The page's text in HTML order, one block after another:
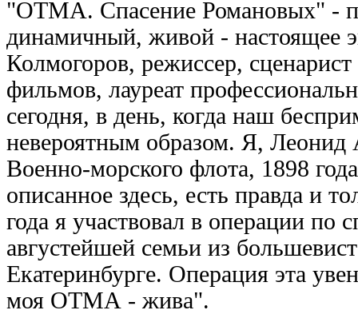
"ОТМА. Спасение Романовых" -
динамичный, живой - настоящее
Колмогоров, режиссер,
фильмов, лауреат
сегодня, в день, когда наш
невероятным образом. Я,
Военно-морского флота, 1898
описанное здесь, есть правда и
года я участвовал в операции по
августейшей семьи из
Екатеринбурге. Операция эта
моя ОТМА - жива".